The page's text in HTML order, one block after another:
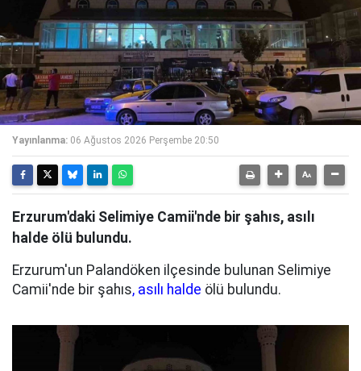
Yayınlanma: 06 Ağustos 2026 Perşembe 20:50
Erzurum'daki Selimiye Camii'nde bir şahıs, asılı
halde ölü bulundu.
Erzurum'un Palandöken ilçesinde bulunan Selimiye
Camii'nde bir şahıs, asılı halde ölü bulundu.